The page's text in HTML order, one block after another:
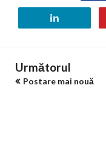
Următorul
Postare mai nouă